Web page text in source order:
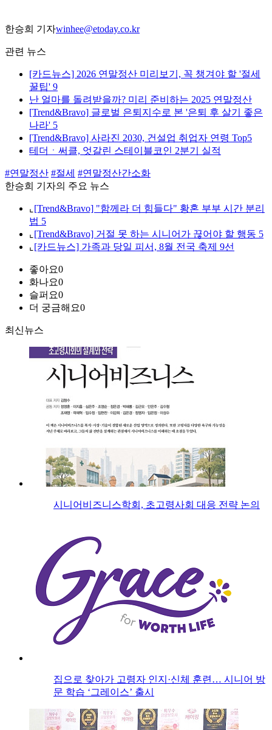
한승희 기자winhee@etoday.co.kr
관련 뉴스
[카드뉴스] 2026 연말정산 미리보기, 꼭 챙겨야 할 '절세
꿀팁' 9
난 얼마를 돌려받을까? 미리 준비하는 2025 연말정산
[Trend&Bravo] 글로벌 은퇴지수로 본 '은퇴 후 살기 좋은
나라' 5
[Trend&Bravo] 사라진 2030, 건설업 취업자 연령 Top5
테더ㆍ써클, 엇갈린 스테이블코인 2분기 실적
#연말정산 #절세 #연말정산간소화
한승희 기자의 주요 뉴스
⌞ [Trend&Bravo] "함께라 더 힘들다" 황혼 부부 시간 분리
법 5
⌞ [Trend&Bravo] 거절 못 하는 시니어가 끊어야 할 행동 5
⌞ [카드뉴스] 가족과 당일 피서, 8월 전국 축제 9선
좋아요0
화나요0
슬퍼요0
더 궁금해요0
최신뉴스
시니어비즈니스학회, 초고령사회 대응 전략 논의
집으로 찾아가 고령자 인지·신체 훈련… 시니어 방
문 학습 ‘그레이스’ 출시